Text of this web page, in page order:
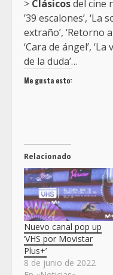
> Clásicosdel cine
’39 escalones’, ‘La
extraño’, ‘Retorno
‘Cara de ángel’,
de la duda’…
Me gusta esto:
Relacionado
Nuevo canal pop up
‘VHS por Movistar
Plus+’
8 de junio de 2022